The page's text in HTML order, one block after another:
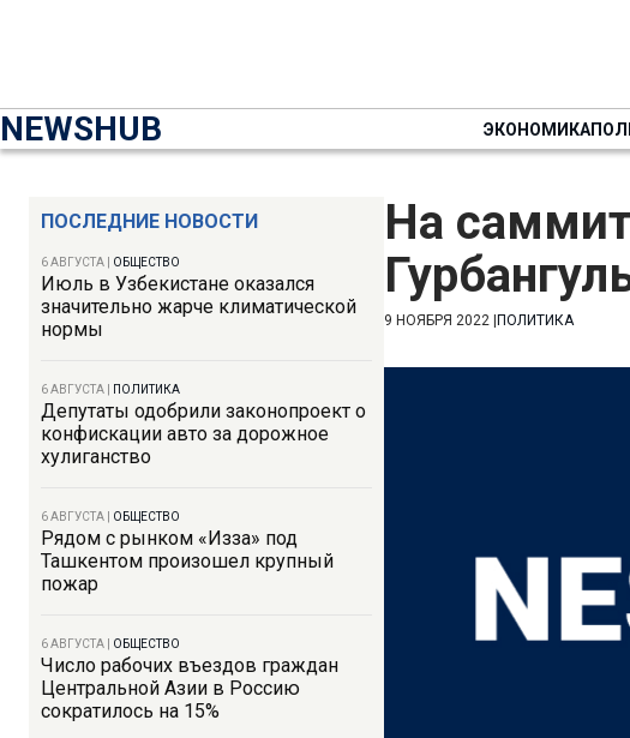
NEWSHUB ЭКОНОМИКА
ПОСЛЕДНИЕ НОВОСТИ
6 АВГУСТА ОБЩЕСТВО
Июль в Узбекистане оказался
значительно жарче климатической
нормы
6 АВГУСТА ПОЛИТИКА
Депутаты одобрили законопроект о
конфискации авто за дорожное
хулиганство
6 АВГУСТА ОБЩЕСТВО
Рядом с рынком «Изза» под
Ташкентом произошел крупный
пожар
6 АВГУСТА ОБЩЕСТВО
Число рабочих въездов граждан
Центральной Азии в Россию
сократилось на 15%
На
9 НОЯБРЯ 2022 ПОЛИТИКА